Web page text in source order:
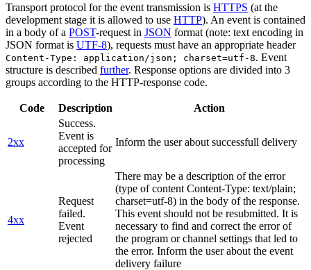
Transport protocol for the event transmission is HTTPS (at the
development stage it is allowed to use HTTP). An event is contained
in a body of a POST-request in JSON format (note: text encoding in
JSON format is UTF-8), requests must have an appropriate header
Content-Type: application/json; charset=utf-8. Event
structure is described further. Response options are divided into 3
groups according to the HTTP-response code.
Code Description Action
2xx
Success.
Event is
accepted for
processing
Inform the user about successfull delivery
4xx
Request
failed.
Event
rejected
There may be a description of the error
(type of content Content-Type: text/plain;
charset=utf-8) in the body of the response.
This event should not be resubmitted. It is
necessary to find and correct the error of
the program or channel settings that led to
the error. Inform the user about the event
delivery failure